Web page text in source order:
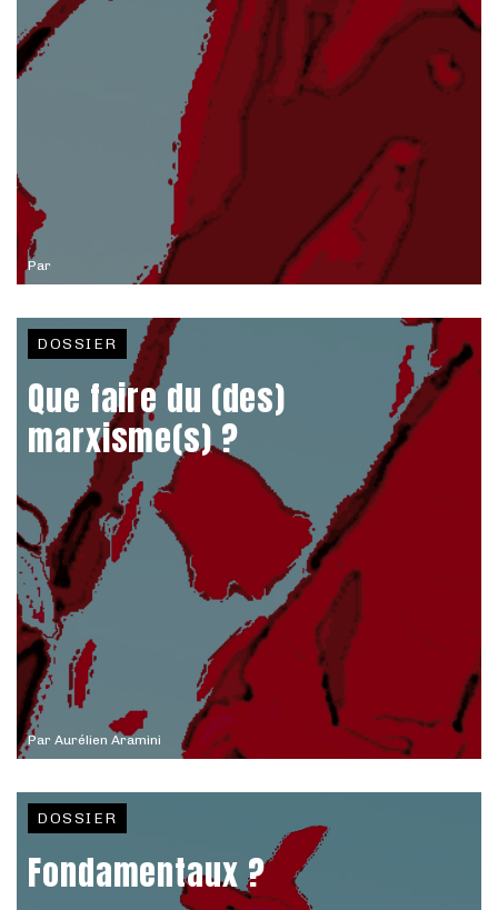
Par
Par Aurélien Aramini
DOSSIER
Que faire du (des)
marxisme(s) ?
DOSSIER
Fondamentaux ?